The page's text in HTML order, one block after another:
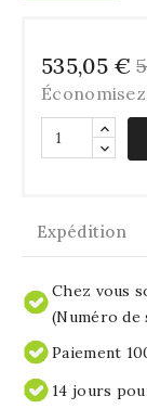
535,05 €
Expédition
Chez vous
(Numéro de
Paiement
14 jours